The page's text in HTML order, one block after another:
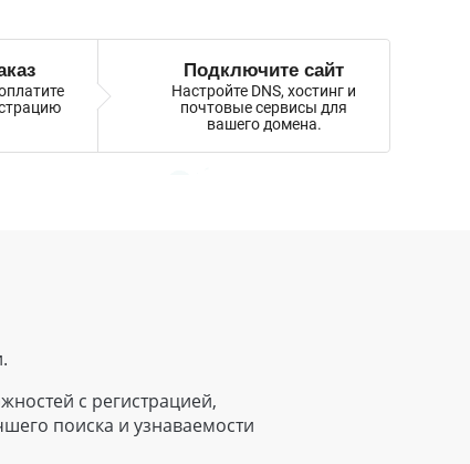
Подключите сайт
Настройте DNS, хостинг и
почтовые сервисы для
вашего домена.
с регистрацией,
поиска и узнаваемости